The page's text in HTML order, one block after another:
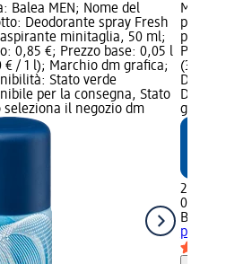
Balea MEN; Nome del
Deodorante spray Fresh
minitaglia, 50 ml;
0,85 €; Prezzo base: 0,05 l
€ / 1 l); Marchio dm grafica;
Stato verde
per la consegna, Stato
seleziona il negozio dm
Marca:
prodotto:
pelli
Prezzo:
(31,87 € / 1
Disponibile
grigio
2,39 €
0,075 l
Balea med
pelli